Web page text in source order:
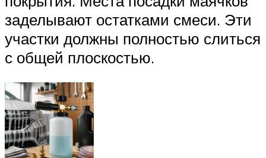
заделывают остатками смеси. Эти
участки должны полностью слиться
с общей плоскостью.